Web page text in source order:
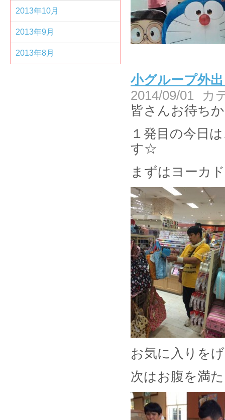
小グループ外
2014/09/01
カ
皆さんお待ち
１発目の今日
す☆
まずはヨーカ
お気に入りを
次はお腹を満
2013年10月
2013年9月
2013年8月